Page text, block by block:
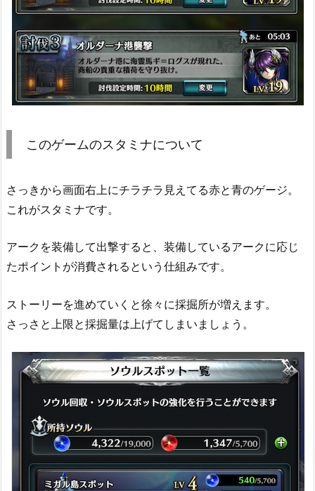
このゲームのスタミナについて
さっきから画面右上にチラチラ見えてる赤と青のゲージ。
これがスタミナです。
アークを装備して出撃すると、装備しているアークに応じ
たポイントが消費されるという仕組みです。
ストーリーを進めていくと徐々に採掘所が増えます。
さっさと上限と採掘量は上げてしまいましょう。